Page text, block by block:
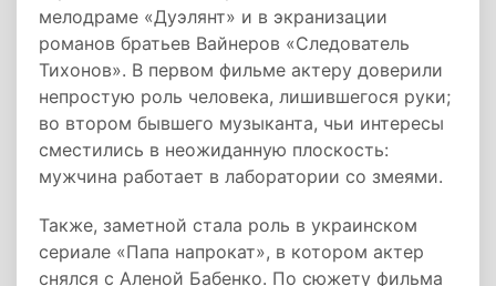
мелодраме «Дуэлянт» и в экранизации
романов братьев Вайнеров «Следователь
Тихонов». В первом фильме актеру доверили
непростую роль человека, лишившегося руки;
во втором бывшего музыканта, чьи интересы
сместились в неожиданную плоскость:
мужчина работает в лаборатории со змеями.
Также, заметной стала роль в украинском
сериале «Папа напрокат», в котором актер
снялся с Аленой Бабенко. По сюжету фильма